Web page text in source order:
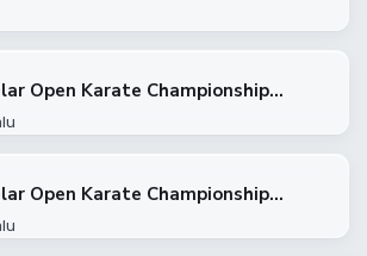
Open Karate Championship...
Open Karate Championship...